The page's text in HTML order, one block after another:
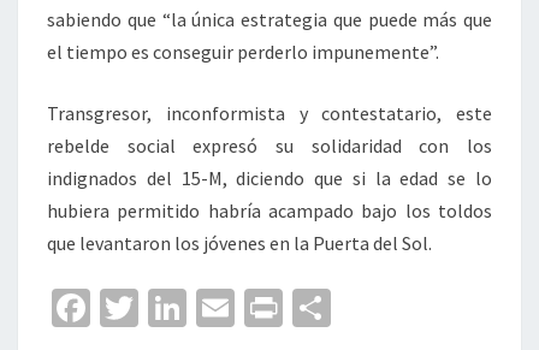
sabiendo que “la única estrategia que puede más que
el tiempo es conseguir perderlo impunemente”.
Transgresor, inconformista y contestatario, este
rebelde social expresó su solidaridad con los
indignados del 15-M, diciendo que si la edad se lo
hubiera permitido habría acampado bajo los toldos
que levantaron los jóvenes en la Puerta del Sol.
Fa T
Li
E
Pr